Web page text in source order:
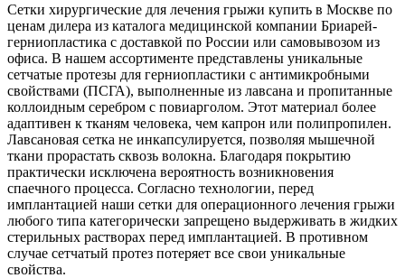
Сетки хирургические для лечения грыжи купить в Москве по
ценам дилера из каталога медицинской компании Бриарей-
герниопластика с доставкой по России или самовывозом из
офиса. В нашем ассортименте представлены уникальные
сетчатые протезы для герниопластики с антимикробными
свойствами (ПСГА), выполненные из лавсана и пропитанные
коллоидным серебром с повиарголом. Этот материал более
адаптивен к тканям человека, чем капрон или полипропилен.
Лавсановая сетка не инкапсулируется, позволяя мышечной
ткани прорастать сквозь волокна. Благодаря покрытию
практически исключена вероятность возникновения
спаечного процесса. Согласно технологии, перед
имплантацией наши сетки для операционного лечения грыжи
любого типа категорически запрещено выдерживать в жидких
стерильных растворах перед имплантацией. В противном
случае сетчатый протез потеряет все свои уникальные
свойства.